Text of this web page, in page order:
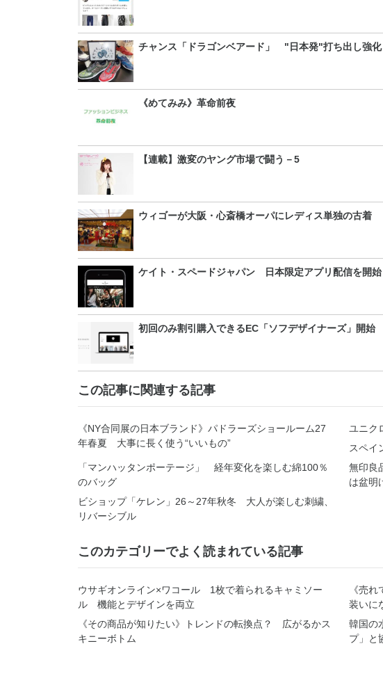
チャンス「ドラゴンベアード」 "日本発"打ち出し強化
《めてみみ》革命前夜
【連載】激変のヤング市場で闘う－5
ウィゴーが大阪・心斎橋オーパにレディス単独の古着
ケイト・スペードジャパン 日本限定アプリ配信を開始
初回のみ割引購入できるEC「ソフデザイナーズ」開始
この記事に関連する記事
《NY合同展の日本ブランド》パドラーズショールーム27
年春夏 大事に長く使う“いいもの”
ユニク
スペイ
「マンハッタンポーテージ」 経年変化を楽しむ綿100％
のバッグ
無印良
は盆明
ビショップ「ケレン」26～27年秋冬 大人が楽しむ刺繍、
リバーシブル
このカテゴリーでよく読まれている記事
ウサギオンライン×ワコール 1枚で着られるキャミソー
ル 機能とデザインを両立
《売
装いに
《その商品が知りたい》トレンドの転換点？ 広がるかス
キニーボトム
韓国の
プ」と